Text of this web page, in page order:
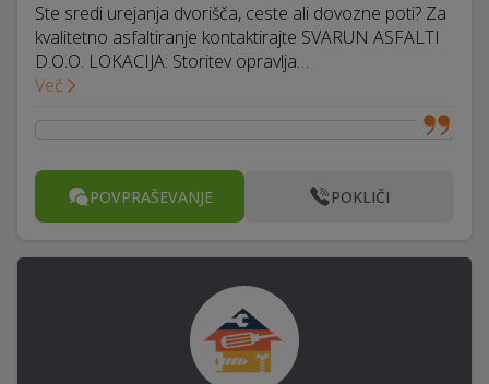
Ste sredi urejanja dvorišča, ceste ali dovozne poti? Za
kvalitetno asfaltiranje kontaktirajte SVARUN ASFALTI
D.O.O. LOKACIJA: Storitev opravlja…
Več
POVPRAŠEVANJE POKLIČI